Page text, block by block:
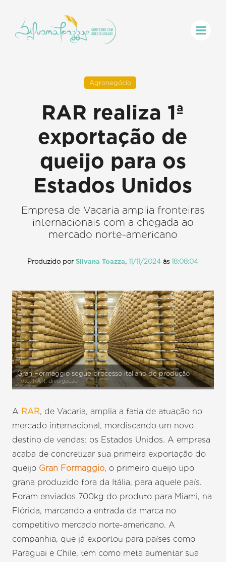
Agronegócio
RAR realiza 1ª
exportação de
queijo para os
Estados Unidos
Empresa de Vacaria amplia fronteiras
internacionais com a chegada ao
mercado norte-americano
Produzido porSilvana Toazza,11/11/2024 às18:08:04
Gran Formaggio segue processo italiano de produção
Foto: RAR, divulgação
A RAR, de Vacaria, amplia a fatia de atuação no
mercado internacional, mordiscando um novo
destino de vendas: os Estados Unidos. A empresa
acaba de concretizar sua primeira exportação do
queijo Gran Formaggio, o primeiro queijo tipo
grana produzido fora da Itália, para aquele país.
Foram enviados 700kg do produto para Miami, na
Flórida, marcando a entrada da marca no
competitivo mercado norte-americano. A
companhia, que já exportou para países como
Paraguai e Chile, tem como meta aumentar sua